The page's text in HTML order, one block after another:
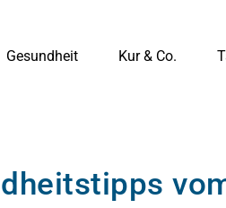
Gesundheit Kur & Co.